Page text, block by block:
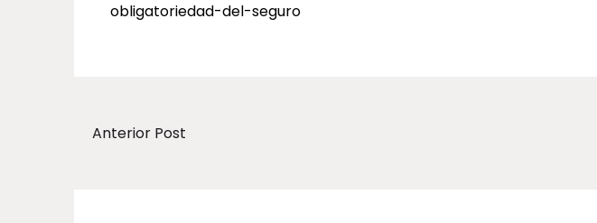
obligatoriedad-del-seguro
Anterior Post